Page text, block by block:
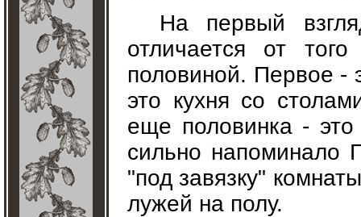
На первый
отличается от
половиной. Первое -
это кухня со
еще половинка -
сильно напоминало
"под завязку"
лужей на полу.